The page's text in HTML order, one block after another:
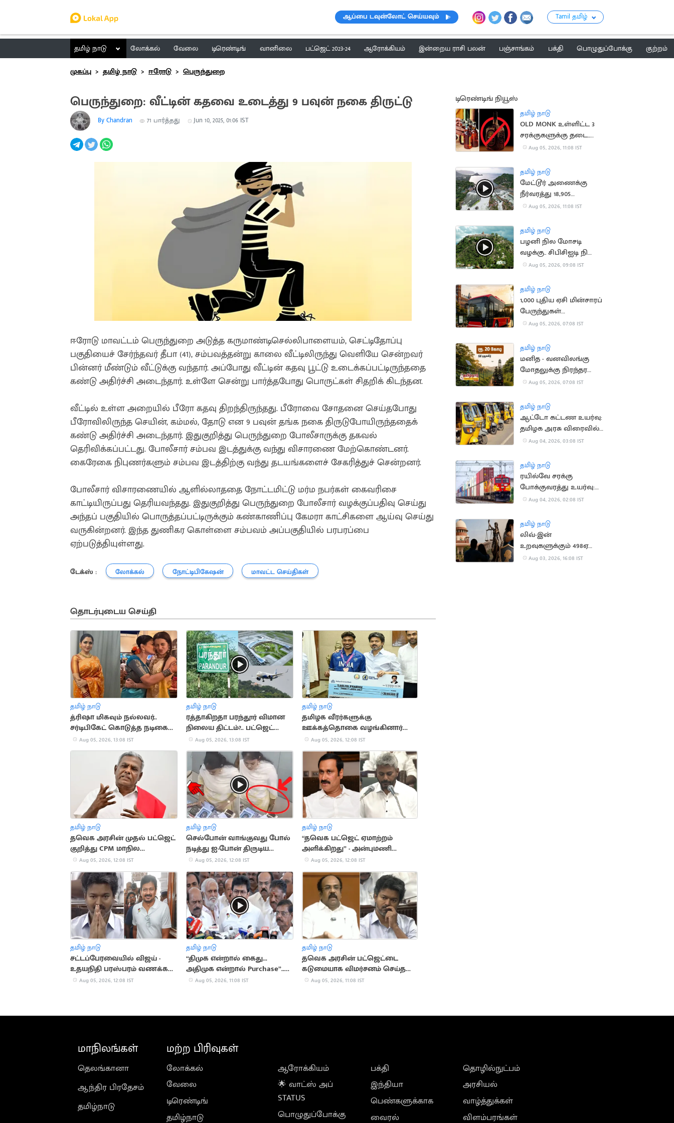
ஆப்பை டவுன்லோட் செய்யவும் Tamil தமிழ்
தமிழ் நாடு லோக்கல் வேலை டிரெண்டிங் வானிலை பட்ஜெட் 2023-24 ஆரோக்கியம் இன்றைய ராசி பலன் பஞ்சாங்கம் பக்தி பொழுதுப்போக்கு
குற்றம்
முகப்பு
தமிழ் நாடு ஈரோடு பெருந்துறை
பெருந்துறை: வீட்டின் கதவை உடைத்து 9 பவுன் நகை திருட்டு
By Chandran 71 பார்த்தது Jun 10, 2025, 01:06 IST
ஈரோடு மாவட்டம் பெருந்துறை அடுத்த கருமாண்டிசெல்லிபாளையம், செட்டிதோப்பு
பகுதியைச் சேர்ந்தவர் தீபா (41), சம்பவத்தன்று காலை வீட்டிலிருந்து வெளியே சென்றவர்
பின்னர் மீண்டும் வீட்டுக்கு வந்தார். அப்போது வீட்டின் கதவு பூட்டு உடைக்கப்பட்டிருந்ததை
கண்டு அதிர்ச்சி அடைந்தார். உள்ளே சென்று பார்த்தபோது பொருட்கள் சிதறிக் கிடந்தன.
வீட்டில் உள்ள அறையில் பீரோ கதவு திறந்திருந்தது. பீரோவை சோதனை செய்தபோது
பீரோவிலிருந்த செயின், கம்மல், தோடு என 9 பவுன் தங்க நகை திருடுபோயிருந்ததைக்
கண்டு அதிர்ச்சி அடைந்தார். இதுகுறித்து பெருந்துறை போலீசாருக்கு தகவல்
தெரிவிக்கப்பட்டது. போலீசார் சம்பவ இடத்துக்கு வந்து விசாரணை மேற்கொண்டனர்.
கைரேகை நிபுணர்களும் சம்பவ இடத்திற்கு வந்து தடயங்களைச் சேகரித்துச் சென்றனர்.
போலீசார் விசாரணையில் ஆளில்லாததை நோட்டமிட்டு மர்ம நபர்கள் கைவரிசை
காட்டியிருப்பது தெரியவந்தது. இதுகுறித்து பெருந்துறை போலீசார் வழக்குப்பதிவு செய்து
அந்தப் பகுதியில் பொருத்தப்பட்டிருக்கும் கண்காணிப்பு கேமரா காட்சிகளை ஆய்வு செய்து
வருகின்றனர். இந்த துணிகர கொள்ளை சம்பவம் அப்பகுதியில் பரபரப்பை
ஏற்படுத்தியுள்ளது.
டேக்ஸ் : லோக்கல் நோட்டிபிகேஷன் மாவட்ட செய்திகள்
தொடர்புடைய செய்தி
தமிழ் நாடு
த்ரிஷா மிகவும் நல்லவர்..
சர்டிபிகேட் கொடுத்த நடிகை
குஷ்பு
Aug 05, 2026, 13:08 IST
தமிழ் நாடு
ரத்தாகிறதா பரந்தூர் விமான
நிலைய திட்டம்?.. பட்ஜெட்
அறிவிப்பால் எழுந்த கேள்வி
Aug 05, 2026, 13:08 IST
தமிழ் நாடு
தமிழக வீரர்களுக்கு
ஊக்கத்தொகை வழங்கினார்
முதல்வர் விஜய்
Aug 05, 2026, 12:08 IST
தமிழ் நாடு
தவெக அரசின் முதல் பட்ஜெட்
குறித்து CPM மாநில
செயலாளர் சண்முகம் கருத்து
Aug 05, 2026, 12:08 IST
தமிழ் நாடு
செல்போன் வாங்குவது போல்
நடித்து ஐ-போன் திருடிய
இளம்பெண்
Aug 05, 2026, 12:08 IST
தமிழ் நாடு
“தவெக பட்ஜெட் ஏமாற்றம்
அளிக்கிறது” - அன்புமணி
விமர்சனம்
Aug 05, 2026, 12:08 IST
தமிழ் நாடு
சட்டப்பேரவையில் விஜய் -
உதயநிதி பரஸ்பரம் வணக்கம்..
கவனம் ஈர்த்த நிகழ்வு
Aug 05, 2026, 12:08 IST
தமிழ் நாடு
“திமுக என்றால் கைது...
அதிமுக என்றால் Purchase”..
உதயநிதி ஸ்டாலின்
Aug 05, 2026, 11:08 IST
தமிழ் நாடு
தவெக அரசின் பட்ஜெட்டை
கடுமையாக விமர்சனம் செய்த
தங்கம் தென்னரசு
Aug 05, 2026, 11:08 IST
டிரெண்டிங் நியூஸ்
தமிழ் நாடு
OLD MONK உள்ளிட்ட 3
சரக்குகளுக்கு தடை..
மதுபிரியர்களுக்கு ஷாக்
Aug 05, 2026, 11:08 IST
தமிழ் நாடு
மேட்டூர் அணைக்கு
நீர்வரத்து 18,905
கனஅடியாக அதிகரிப்பு
Aug 05, 2026, 11:08 IST
தமிழ் நாடு
பழனி நில மோசடி
வழக்கு.. சிபிசிஐடி நிலை
அறிக்கை தாக்கல்
Aug 05, 2026, 09:08 IST
தமிழ் நாடு
1,000 புதிய ஏசி மின்சாரப்
பேருந்துகள்
வாங்கப்படும் -
Aug 05, 2026, 07:08 IST
தமிழ் நாடு
மனித - வனவிலங்கு
மோதலுக்கு நிரந்தர
தீர்வு - நிதியமைச்சர்
Aug 05, 2026, 07:08 IST
தமிழ் நாடு
ஆட்டோ கட்டண உயர்வு:
தமிழக அரசு விரைவில்
அறிவிப்பு?
Aug 04, 2026, 03:08 IST
தமிழ் நாடு
ரயில்வே சரக்கு
போக்குவரத்து உயர்வு:
ரூ.1,137 கோடி கூடுதல்
Aug 04, 2026, 02:08 IST
தமிழ் நாடு
லிவ்-இன்
உறவுகளுக்கும் 498ஏ
பிரிவு பாதுகாப்பு:
Aug 03, 2026, 16:08 IST
மாநிலங்கள்
தெலங்கானா
ஆந்திர பிரதேசம்
தமிழ்நாடு
மற்ற பிரிவுகள்
லோக்கல்
வேலை
டிரெண்டிங்
தமிழ்நாடு
ஆரோக்கியம்
🌟 வாட்ஸ் அப்
STATUS
பொழுதுப்போக்கு
பக்தி
இந்தியா
பெண்களுக்காக
வைரல்
தொழில்நுட்பம்
அரசியல்
வாழ்த்துக்கள்
விளம்பரங்கள்